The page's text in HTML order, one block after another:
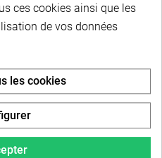
vous
espace
« Compte »
la page) et
ces cookies ainsi que les
de vos données
les cookies